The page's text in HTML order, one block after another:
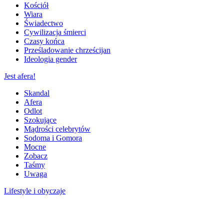
Kościół
Wiara
Świadectwo
Cywilizacja śmierci
Czasy końca
Prześladowanie chrześcijan
Ideologia gender
Jest afera!
Skandal
Afera
Odlot
Szokujące
Mądrości celebrytów
Sodoma i Gomora
Mocne
Zobacz
Taśmy
Uwaga
Lifestyle i obyczaje